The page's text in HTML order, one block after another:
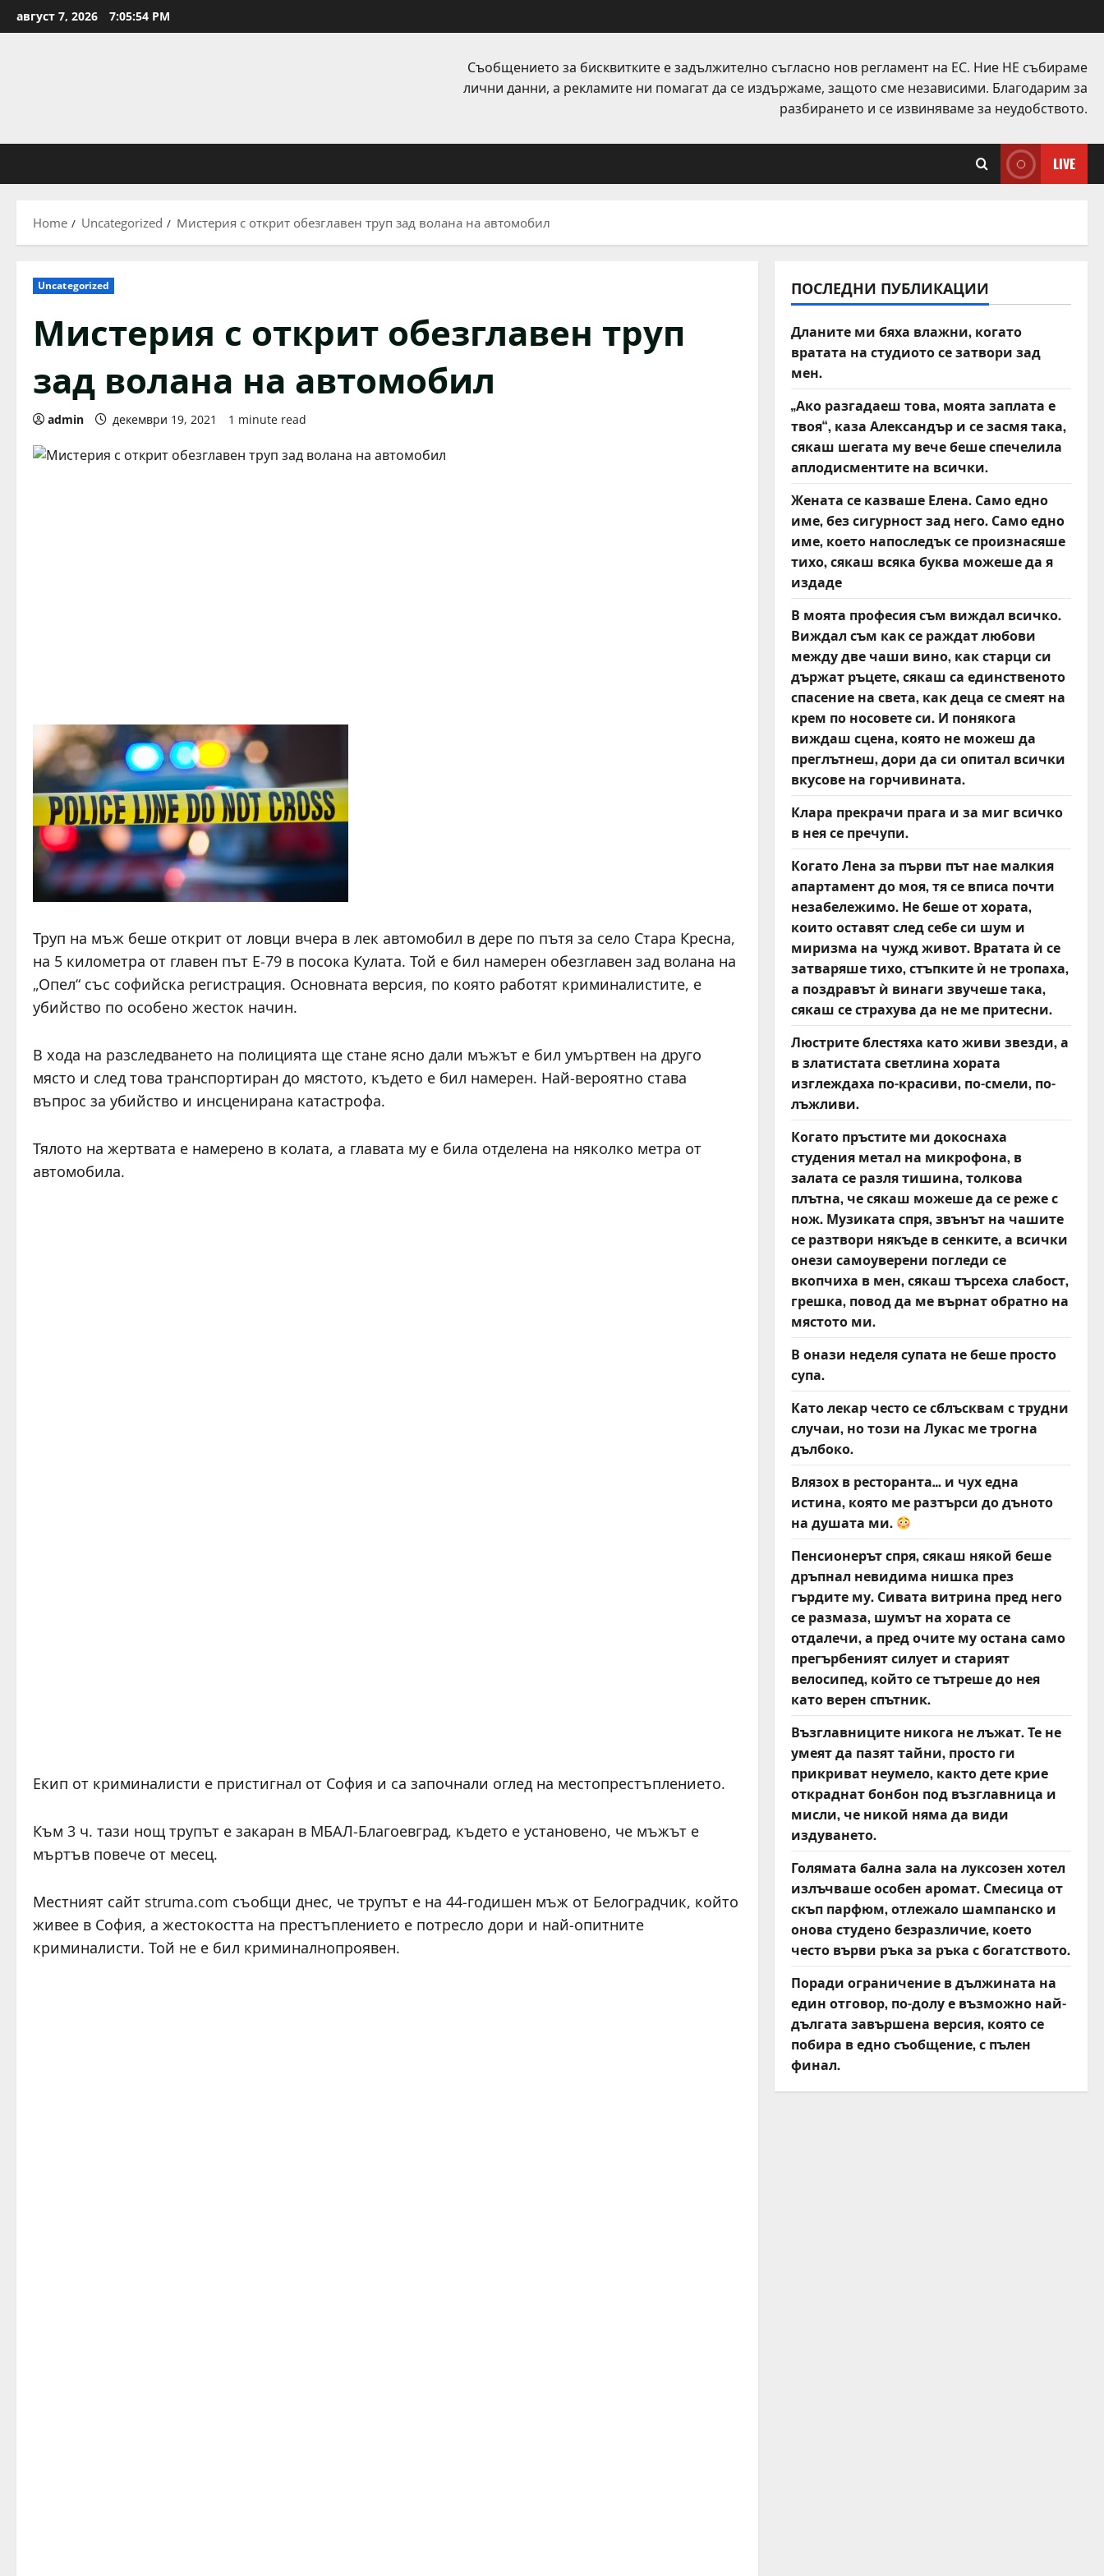
to
август 7, 2026 7:05:55 PM
Съобщението за бисквитките е задължително съгласно нов регламент на ЕС. Ние НЕ събираме
лични данни, а рекламите ни помагат да се издържаме, защото сме независими. Благодарим за
разбирането и се извиняваме за неудобството.
LIVE
Home Uncategorized Мистерия с открит обезглавен труп зад волана на автомобил
Uncategorized
Мистерия с открит обезглавен труп
зад волана на автомобил
admin декември 19, 2021 1 minute read
Труп на мъж беше открит от ловци вчера в лек автомобил в дере по пътя за село Стара Кресна,
на 5 километра от главен път Е-79 в посока Кулата. Той е бил намерен обезглавен зад волана на
„Опел“ със софийска регистрация. Основната версия, по която работят криминалистите, е
убийство по особено жесток начин.
В хода на разследването на полицията ще стане ясно дали мъжът е бил умъртвен на друго
място и след това транспортиран до мястото, където е бил намерен. Най-вероятно става
въпрос за убийство и инсценирана катастрофа.
Тялото на жертвата е намерено в колата, а главата му е била отделена на няколко метра от
автомобила.
Екип от криминалисти е пристигнал от София и са започнали оглед на местопрестъплението.
Към 3 ч. тази нощ трупът е закаран в МБАЛ-Благоевград, където е установено, че мъжът е
мъртъв повече от месец.
Местният сайт struma.com съобщи днес, че трупът е на 44-годишен мъж от Белоградчик, който
живее в София, а жестокостта на престъплението е потресло дори и най-опитните
криминалисти. Той не е бил криминалнопроявен.
ПОСЛЕДНИ ПУБЛИКАЦИИ
Дланите ми бяха влажни, когато
вратата на студиото се затвори зад
мен.
„Ако разгадаеш това, моята заплата е
твоя“, каза Александър и се засмя така,
сякаш шегата му вече беше спечелила
аплодисментите на всички.
Жената се казваше Елена. Само едно
име, без сигурност зад него. Само едно
име, което напоследък се произнасяше
тихо, сякаш всяка буква можеше да я
издаде
В моята професия съм виждал всичко.
Виждал съм как се раждат любови
между две чаши вино, как старци си
държат ръцете, сякаш са единственото
спасение на света, как деца се смеят на
крем по носовете си. И понякога
виждаш сцена, която не можеш да
преглътнеш, дори да си опитал всички
вкусове на горчивината.
Клара прекрачи прага и за миг всичко
в нея се пречупи.
Когато Лена за първи път нае малкия
апартамент до моя, тя се вписа почти
незабележимо. Не беше от хората,
които оставят след себе си шум и
миризма на чужд живот. Вратата ѝ се
затваряше тихо, стъпките ѝ не тропаха,
а поздравът ѝ винаги звучеше така,
сякаш се страхува да не ме притесни.
Люстрите блестяха като живи звезди, а
в златистата светлина хората
изглеждаха по-красиви, по-смели, по-
лъжливи.
Когато пръстите ми докоснаха
студения метал на микрофона, в
залата се разля тишина, толкова
плътна, че сякаш можеше да се реже с
нож. Музиката спря, звънът на чашите
се разтвори някъде в сенките, а всички
онези самоуверени погледи се
вкопчиха в мен, сякаш търсеха слабост,
грешка, повод да ме върнат обратно на
мястото ми.
В онази неделя супата не беше просто
супа.
Като лекар често се сблъсквам с трудни
случаи, но този на Лукас ме трогна
дълбоко.
Влязох в ресторанта… и чух една
истина, която ме разтърси до дъното
на душата ми.
Пенсионерът спря, сякаш някой беше
дръпнал невидима нишка през
гърдите му. Сивата витрина пред него
се размаза, шумът на хората се
отдалечи, а пред очите му остана само
прегърбеният силует и старият
велосипед, който се тътреше до нея
като верен спътник.
Възглавниците никога не лъжат. Те не
умеят да пазят тайни, просто ги
прикриват неумело, както дете крие
откраднат бонбон под възглавница и
мисли, че никой няма да види
издуването.
Голямата бална зала на луксозен хотел
излъчваше особен аромат. Смесица от
скъп парфюм, отлежало шампанско и
онова студено безразличие, което
често върви ръка за ръка с богатството.
Поради ограничение в дължината на
един отговор, по-долу е възможно най-
дългата завършена версия, която се
побира в едно съобщение, с пълен
финал.